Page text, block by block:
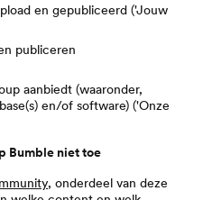
en gepubliceerd ('Jouw
publiceren
aanbiedt (waaronder,
en/of software) ('Onze
Bumble niet toe
, onderdeel van deze